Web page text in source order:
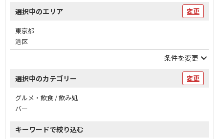
選択中のエリア 変更
東京都
港区
条件を変更
選択中のカテゴリー 変更
グルメ・飲食 / 飲み処
バー
キーワードで絞り込む